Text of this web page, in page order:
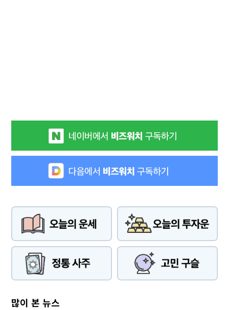
많이 본 뉴스